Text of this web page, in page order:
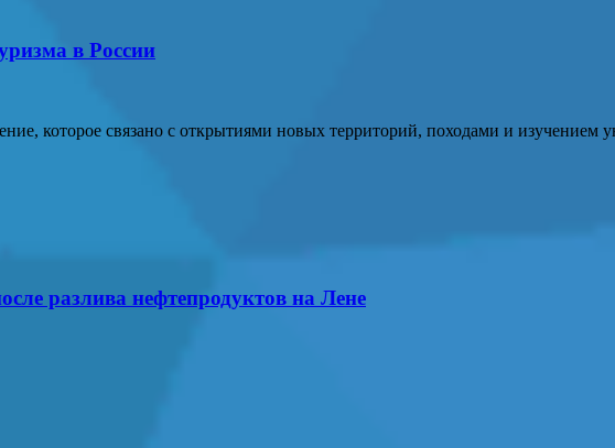
в России
которое связано с открытиями новых территорий, походами и изучением
разлива нефтепродуктов на Лене